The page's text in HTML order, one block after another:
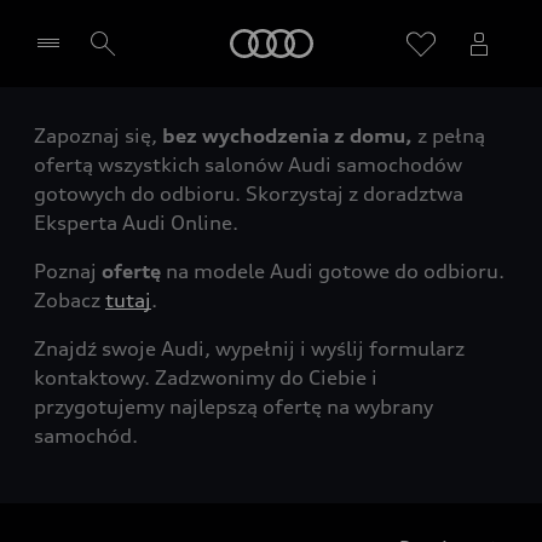
Wybierz Twojego Partnera Audi
Zapoznaj się, bez wychodzenia z domu, z pełną
ofertą wszystkich salonów Audi samochodów
gotowych do odbioru. Skorzystaj z doradztwa
Eksperta Audi Online.
Poznaj ofertę na modele Audi gotowe do odbioru.
Zobacz tutaj.
Znajdź swoje Audi, wypełnij i wyślij formularz
kontaktowy. Zadzwonimy do Ciebie i
przygotujemy najlepszą ofertę na wybrany
samochód.